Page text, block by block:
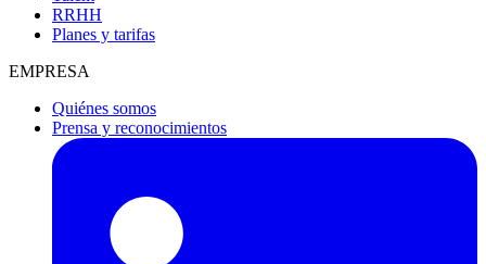
RRHH
Planes y tarifas
EMPRESA
Quiénes somos
Prensa y reconocimientos